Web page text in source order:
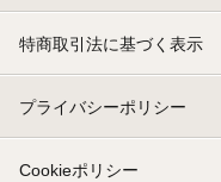
特商取引法に基づく表示
プライバシーポリシー
Cookieポリシー